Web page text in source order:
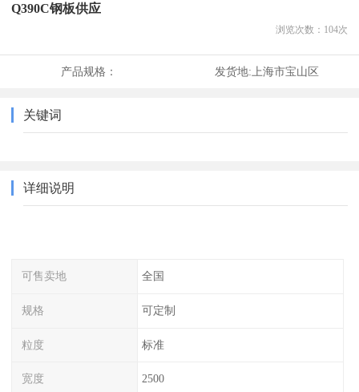
Q390C钢板供应
浏览次数： 104次
产品规格： 发货地: 上海市宝山区
关键词
详细说明
可售卖地 全国
规格 可定制
粒度 标准
宽度 2500